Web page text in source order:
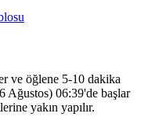
ve öğlene 5-10 dakika
Ağustos) 06:39'de başlar
yakın yapılır.